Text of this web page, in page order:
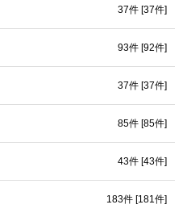
37件 [37件]
93件 [92件]
37件 [37件]
85件 [85件]
43件 [43件]
183件 [181件]